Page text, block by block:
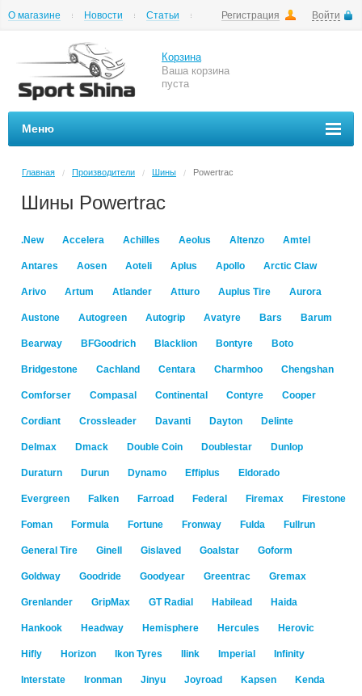
Регистрация Войти
О магазине Новости
Статьи
Корзина
Ваша корзина
пуста
Меню
Главная / Производители / Шины / Powertrac
Шины Powertrac
.New Accelera Achilles Aeolus Altenzo Amtel
Antares Aosen Aoteli Aplus Apollo Arctic Claw
Arivo Artum Atlander Atturo Auplus Tire Aurora
Austone Autogreen Autogrip Avatyre Bars Barum
Bearway BFGoodrich Blacklion Bontyre Boto
Bridgestone Cachland Centara Charmhoo Chengshan
Comforser Compasal Continental Contyre Cooper
Cordiant Crossleader Davanti Dayton Delinte
Delmax Dmack Double Coin Doublestar Dunlop
Duraturn Durun Dynamo Effiplus Eldorado
Evergreen Falken Farroad Federal Firemax Firestone
Foman Formula Fortune Fronway Fulda Fullrun
General Tire Ginell Gislaved Goalstar Goform
Goldway Goodride Goodyear Greentrac Gremax
Grenlander GripMax GT Radial Habilead Haida
Hankook Headway Hemisphere Hercules Herovic
Hifly Horizon Ikon Tyres Ilink Imperial Infinity
Interstate Ironman Jinyu Joyroad Kapsen Kenda